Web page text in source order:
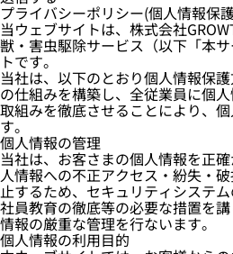
Alternative:
プライバシーポリシー(個人情報保
当ウェブサイトは、株式会社
獣・害虫駆除サービス（以下「本
トです。
当社は、以下のとおり個人情報保
の仕組みを構築し、全従業員に個
取組みを徹底させることにより、
す。
個人情報の管理
当社は、お客さまの個人情報を正
人情報への不正アクセス・紛失・
止するため、セキュリティシステ
社員教育の徹底等の必要な措置を
情報の厳重な管理を行ないます。
個人情報の利用目的